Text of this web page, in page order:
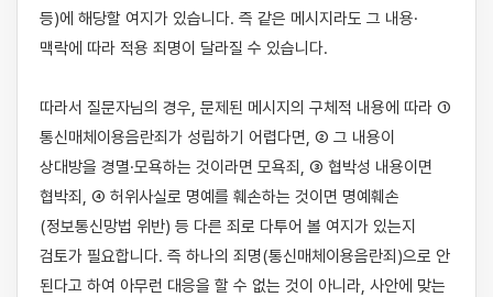
등)에 해당할 여지가 있습니다. 즉 같은 메시지라도 그 내용·
맥락에 따라 적용 죄명이 달라질 수 있습니다.
따라서 질문자님의 경우, 문제된 메시지의 구체적 내용에 따라 ①
통신매체이용음란죄가 성립하기 어렵다면, ② 그 내용이
상대방을 경멸·모욕하는 것이라면 모욕죄, ③ 협박성 내용이면
협박죄, ④ 허위사실로 명예를 훼손하는 것이면 명예훼손
(정보통신망법 위반) 등 다른 죄로 다투어 볼 여지가 있는지
검토가 필요합니다. 즉 하나의 죄명(통신매체이용음란죄)으로 안
된다고 하여 아무런 대응을 할 수 없는 것이 아니라, 사안에 맞는